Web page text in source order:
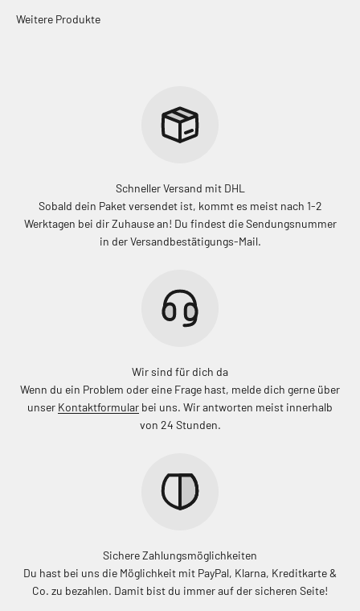
Schneller Versand mit DHL
Sobald dein Paket versendet ist, kommt es meist nach 1-2
Werktagen bei dir Zuhause an! Du findest die Sendungsnummer
in der Versandbestätigungs-Mail.
Wir sind für dich da
Wenn du ein Problem oder eine Frage hast, melde dich gerne über
unser Kontaktformular bei uns. Wir antworten meist innerhalb
von 24 Stunden.
Sichere Zahlungsmöglichkeiten
Du hast bei uns die Möglichkeit mit PayPal, Klarna, Kreditkarte &
Co. zu bezahlen. Damit bist du immer auf der sicheren Seite!